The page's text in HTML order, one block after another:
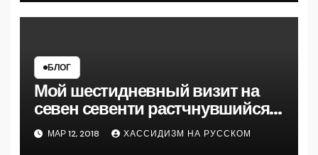
БЛОГ
Мой шестидневный визит на
севен севенти растчнувшийся
на полтора месяца кажется
подошел к концу
МАР 12, 2018 ХАССИДИЗМ НА РУССКОМ